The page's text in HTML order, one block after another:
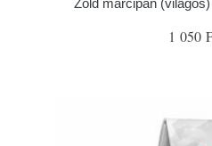
Zöld marcipán
1 050